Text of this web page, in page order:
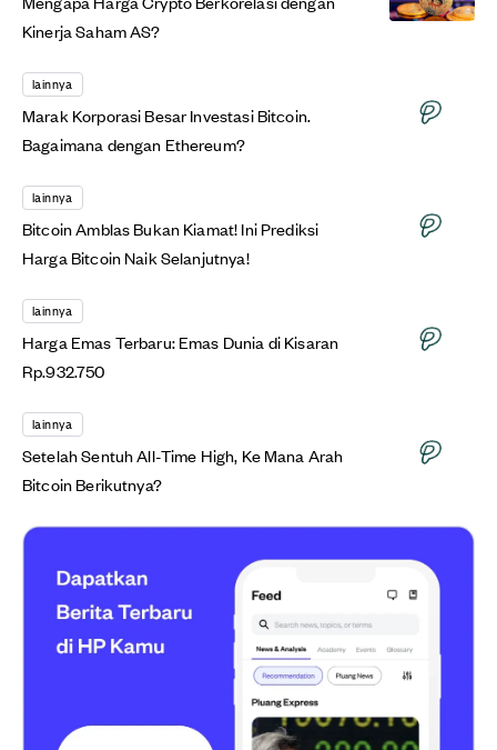
Kinerja Saham AS?
lainnya
Marak Korporasi Besar Investasi Bitcoin.
Bagaimana dengan Ethereum?
lainnya
Bitcoin Amblas Bukan Kiamat! Ini Prediksi
Harga Bitcoin Naik Selanjutnya!
lainnya
Harga Emas Terbaru: Emas Dunia di Kisaran
Rp.932.750
lainnya
Setelah Sentuh All-Time High, Ke Mana Arah
Bitcoin Berikutnya?